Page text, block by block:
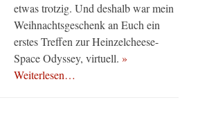
etwas trotzig. Und deshalb war mein
Weihnachtsgeschenk an Euch ein
erstes Treffen zur Heinzelcheese-
Space Odyssey, virtuell. »
Weiterlesen…